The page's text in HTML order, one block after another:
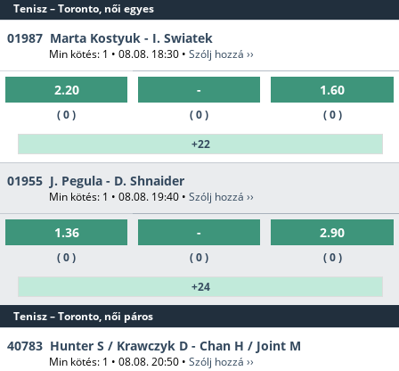
Tenisz – Toronto, női egyes
01987 Marta Kostyuk - I. Swiatek
Min kötés: 1 • 08.08. 18:30 • Szólj hozzá ››
2.20
( 0 )
-
( 0 )
1.60
( 0 )
+22
01955 J. Pegula - D. Shnaider
Min kötés: 1 • 08.08. 19:40 • Szólj hozzá ››
1.36
( 0 )
-
( 0 )
2.90
( 0 )
+24
Tenisz – Toronto, női páros
40783 Hunter S / Krawczyk D - Chan H / Joint M
Min kötés: 1 • 08.08. 20:50 • Szólj hozzá ››